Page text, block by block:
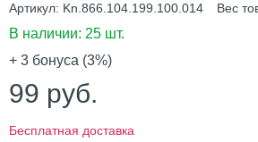
Артикул: Kn.866.104.199.100.014 Вес
В наличии: 25 шт.
+ 3 бонуса (3%)
99 руб.
Бесплатная доставка